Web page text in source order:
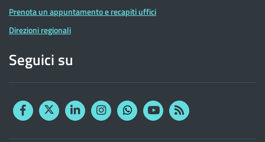
Prenota un appuntamento e recapiti uffici
Direzioni regionali
Seguici su
FacebookTwitterLinkedinInstagram
YouTubeRSS